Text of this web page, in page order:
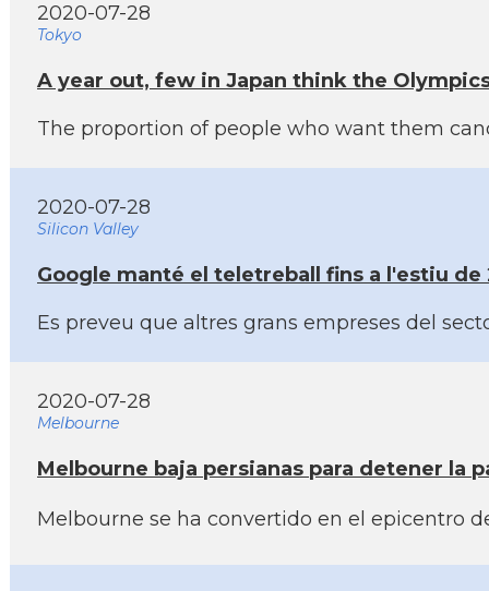
2020-07-28
Tokyo
A year out, few in Japan think the
The proportion of people who want them
2020-07-28
Silicon Valley
Google manté el teletreball fins a l'estiu de
Es preveu que altres grans empreses del
2020-07-28
Melbourne
Melbourne baja persianas para detener la
Melbourne se ha convertido en el epicentro